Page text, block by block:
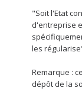
"Soit l'Etat
d'entreprise
les
Remarque :
dépôt de la